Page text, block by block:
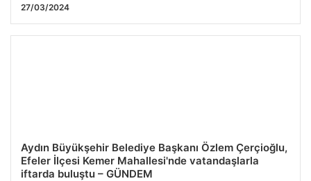
27/03/2024
Aydın Büyükşehir Belediye Başkanı Özlem Çerçioğlu,
Efeler İlçesi Kemer Mahallesi'nde vatandaşlarla
iftarda buluştu – GÜNDEM